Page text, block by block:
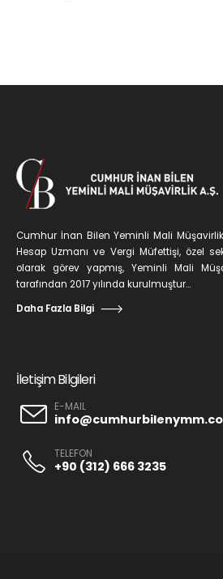
Cumhur İnan Bilen Yeminli Mali Müşavirlik
Hesap Uzmanı ve Vergi Müfettişi, özel
olarak görev yapmış, Yeminli Mali
tarafından 2017 yılında kurulmuştur...
Daha Fazla Bilgi
İletişim Bilgileri
E-MAIL
TELEFON
+90 (312) 666 3235